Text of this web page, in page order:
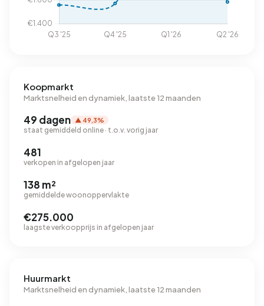
Koopmarkt
Marktsnelheid en dynamiek, laatste 12 maanden
49 dagen ▲ 49,3%
staat gemiddeld online · t.o.v. vorig jaar
481
verkopen in afgelopen jaar
138 m²
gemiddelde woonoppervlakte
€275.000
laagste verkoopprijs in afgelopen jaar
Huurmarkt
Marktsnelheid en dynamiek, laatste 12 maanden